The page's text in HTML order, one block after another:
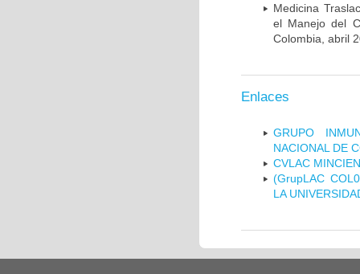
Medicina
el Manejo del
Colombia, abril
Enlaces
GRUPO
NACIONAL DE
CVLAC
(GrupLAC
LA